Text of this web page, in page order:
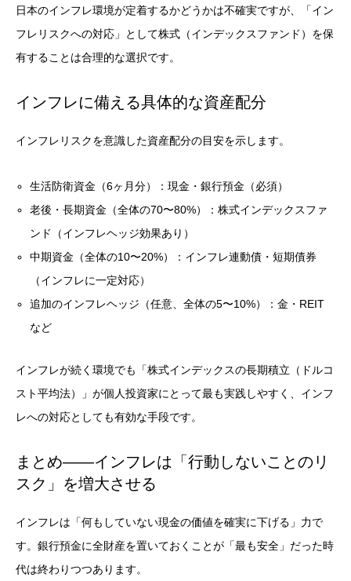
日本のインフレ環境が定着するかどうかは不確実ですが、「イン
フレリスクへの対応」として株式（インデックスファンド）を保
有することは合理的な選択です。
インフレに備える具体的な資産配分
インフレリスクを意識した資産配分の目安を示します。
生活防衛資金（6ヶ月分）：現金・銀行預金（必須）
老後・長期資金（全体の70〜80%）：株式インデックスファ
ンド（インフレヘッジ効果あり）
中期資金（全体の10〜20%）：インフレ連動債・短期債券
（インフレに一定対応）
追加のインフレヘッジ（任意、全体の5〜10%）：金・REIT
など
インフレが続く環境でも「株式インデックスの長期積立（ドルコ
スト平均法）」が個人投資家にとって最も実践しやすく、インフ
レへの対応としても有効な手段です。
まとめ——インフレは「行動しないことのリ
スク」を増大させる
インフレは「何もしていない現金の価値を確実に下げる」力で
す。銀行預金に全財産を置いておくことが「最も安全」だった時
代は終わりつつあります。